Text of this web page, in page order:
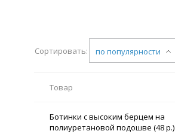
Сортировать: по популярности
Товар
Ботинки с высоким берцем на
полиуретановой подошве (48 р.)